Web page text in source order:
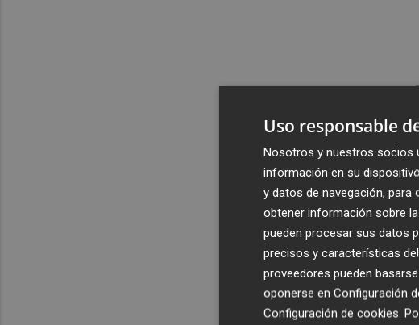
Uso responsable
Nosotros y nuestros socios
información en su
y datos de navegación,
obtener información sobre
pueden procesar sus datos
precisos y características
proveedores pueden
oponerse en Configuración
Configuración de cookies.